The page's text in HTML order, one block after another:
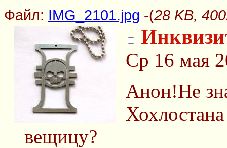
Файл: IMG_2101.jpg -(28 KB,
Ср 16 мая
Анон!Не
вещицу?